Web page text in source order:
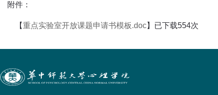
附件：
【重点实验室开放课题申请书模板.doc】已下载554次